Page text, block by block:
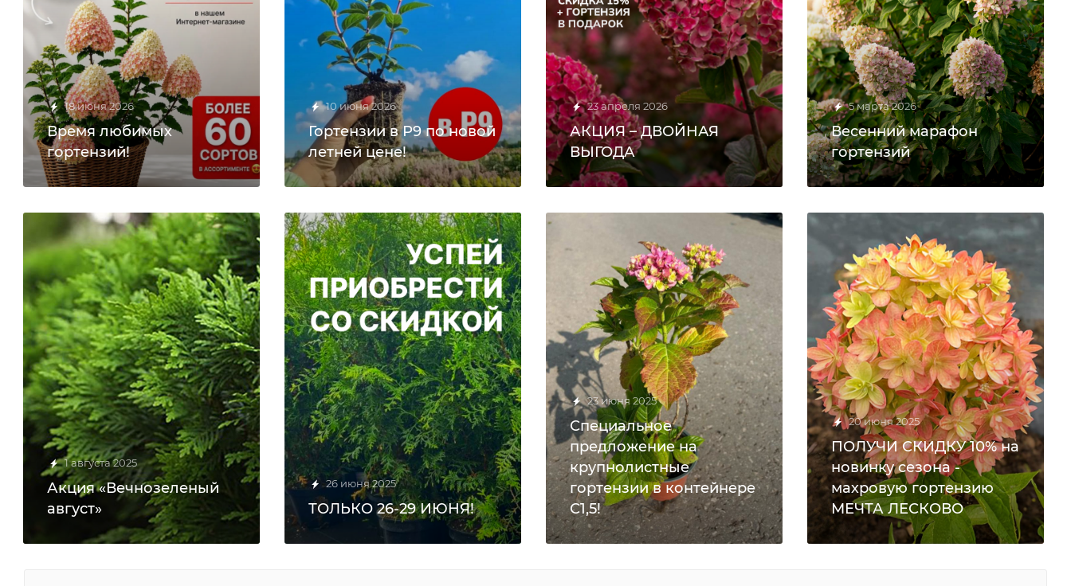
18 июня 2026
Время любимых
гортензий!
10 июня 2026
Гортензии в Р9 по новой
летней цене!
23 апреля 2026
АКЦИЯ – ДВОЙНАЯ
ВЫГОДА
5 марта 2026
Весенний марафон
гортензий
1 августа 2025
Акция «Вечнозеленый
август»
26 июня 2025
ТОЛЬКО 26-29 ИЮНЯ!
23 июня 2025
Специальное
предложение на
крупнолистные
гортензии в контейнере
С1,5!
20 июня 2025
ПОЛУЧИ СКИДКУ 10% на
новинку сезона -
махровую гортензию
МЕЧТА ЛЕСКОВО